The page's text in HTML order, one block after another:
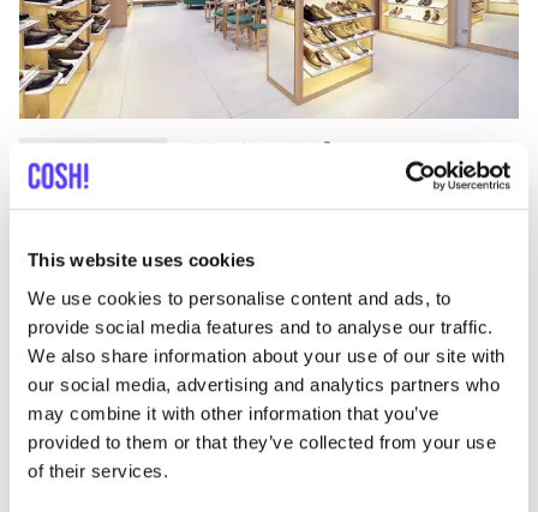
This website uses cookies
We use cookies to personalise content and ads, to
provide social media features and to analyse our traffic.
We also share information about your use of our site with
our social media, advertising and analytics partners who
may combine it with other information that you’ve
provided to them or that they’ve collected from your use
of their services.
Añade a la ruta Visita sitio web
Zevekotestraat 56, Gistel
Estilo de vida y regalos Accesorios